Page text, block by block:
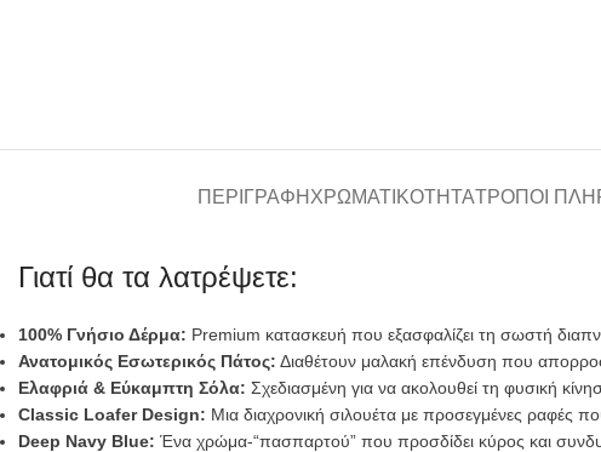
ΠΕΡΙΓΡΑΦΉ ΧΡΩΜΑΤΙΚΌΤΗΤΑΤΡΌΠΟΙ
Γιατί θα τα λατρέψετε:
100% Γνήσιο Δέρμα: Premium κατασκευή που εξασφαλίζει τη σωστή
Ανατομικός Εσωτερικός Πάτος: Διαθέτουν μαλακή επένδυση που
Ελαφριά & Εύκαμπτη Σόλα: Σχεδιασμένη για να ακολουθεί τη φυσική
Classic Loafer Design: Μια διαχρονική σιλουέτα με προσεγμένες ραφές
Deep Navy Blue: Ένα χρώμα-“πασπαρτού” που προσδίδει κύρος και